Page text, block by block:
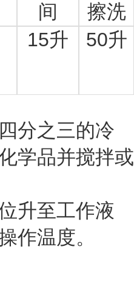
间
擦洗
15升 50升
分之三的冷
学品并搅拌或
升至工作液
作温度。